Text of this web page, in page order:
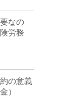
なの
労務
の意義
）